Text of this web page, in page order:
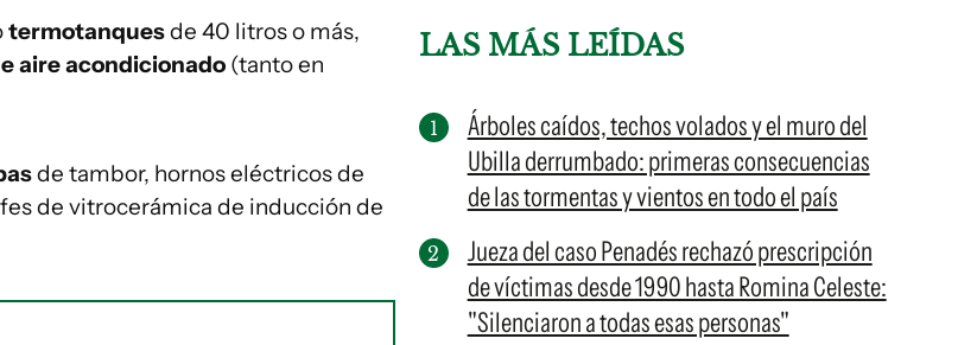
termotanquesde 40 litros o más,
aire acondicionado (tanto en
de tambor, hornos eléctricos de
de vitrocerámica de inducción de
LAS MÁS LEÍDAS
Árboles caídos, techos volados y el muro del
Ubilla derrumbado: primeras consecuencias
de las tormentas y vientos en todo el país
Jueza del caso Penadés rechazó prescripción
de víctimas desde 1990 hasta Romina Celeste:
"Silenciaron a todas esas personas"